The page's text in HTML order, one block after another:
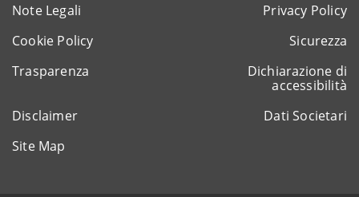
Note Legali
Privacy Policy
Cookie Policy
Sicurezza
Trasparenza
Dichiarazione di
accessibilità
Disclaimer
Dati Societari
Site Map